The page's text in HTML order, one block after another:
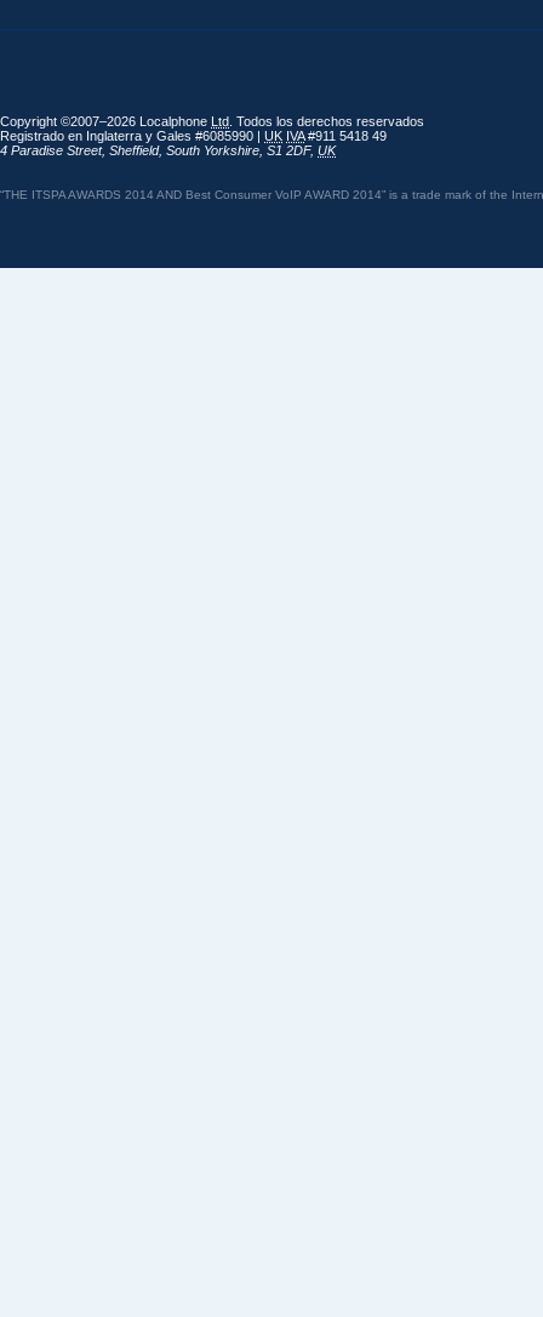
Copyright ©2007–2026 Localphone Ltd . Todos los derechos reservados
Registrado en Inglaterra y Gales #6085990 | UK IVA#911 5418 49
4 Paradise Street, Sheffield, South Yorkshire S1 2DF, UK
“THE ITSPA AWARDS 2014 AND Best Consumer VoIP AWARD 2014” is a trade mark of the